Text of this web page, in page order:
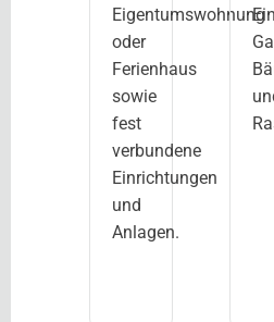
Eigentumswohnung
oder
Ferienhaus
sowie
fest
verbundene
Einrichtungen
und
Anlagen.